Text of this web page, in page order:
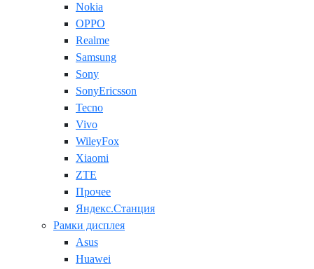
Nokia
OPPO
Realme
Samsung
Sony
SonyEricsson
Tecno
Vivo
WileyFox
Xiaomi
ZTE
Прочее
Яндекс.Станция
Рамки дисплея
Asus
Huawei